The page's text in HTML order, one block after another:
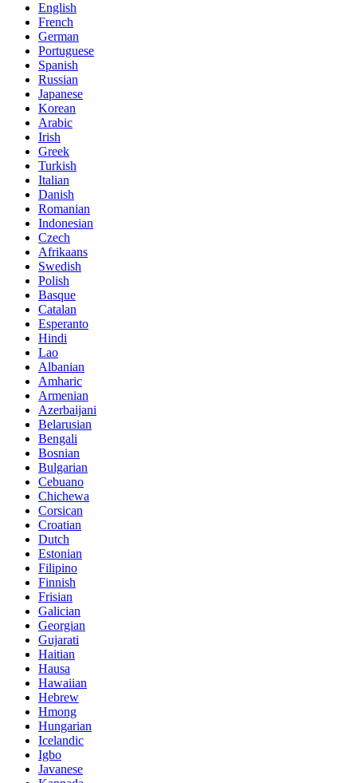
English
French
German
Portuguese
Spanish
Russian
Japanese
Korean
Arabic
Irish
Greek
Turkish
Italian
Danish
Romanian
Indonesian
Czech
Afrikaans
Swedish
Polish
Basque
Catalan
Esperanto
Hindi
Lao
Albanian
Amharic
Armenian
Azerbaijani
Belarusian
Bengali
Bosnian
Bulgarian
Cebuano
Chichewa
Corsican
Croatian
Dutch
Estonian
Filipino
Finnish
Frisian
Galician
Georgian
Gujarati
Haitian
Hausa
Hawaiian
Hebrew
Hmong
Hungarian
Icelandic
Igbo
Javanese